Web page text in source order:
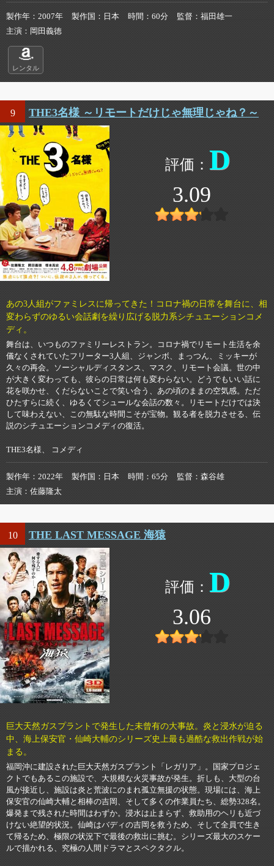
製作年 2007年 製作国 日本 時間 60分 監督
福田雄一
主演
岡田義徳
レンタル
9 THE3名様 ～リモートだけじゃ無理じゃね？～
D
3.09
あの3人組がファミレスに帰ってきた！コロナ禍の日常を舞台に、相
変わらずのゆるい会話劇を繰り広げる脱力系シチュエーションコメ
ディ。
舞台は、いつものファミリーレストラン。コロナ禍でリモート生活を余
儀なくされていたフリーター3人組、ジャンボ、まっつん、ミッキーが
久々の再会。ソーシャルディスタンス、マスク、リモート会議。世の中
が大きく変わっても、彼らの日常は何も変わらない。どうでもいい話に
花を咲かせ、くだらないことで笑い合う、あの頃のままの空気感。ただ
ひたすらに続く、ゆるくてシュールな会話の数々。リモートだけでは決
して味わえない、この無駄な時間こそが宝物。観る者を脱力させる、伝
説のシチュエーションコメディの復活。
THE3名様、 コメディ
製作年 2022年 製作国 日本 時間 65分 監督
森谷雄
主演
佐藤隆太
10 THE LAST MESSAGE 海猿
D
3.06
巨大天然ガスプラントで発生した未曾有の大事故。炎と浸水が迫る
中、海上保安官・仙崎大輔のシリーズ史上最も過酷な救出作戦が始
まる。
福岡沖に建設された巨大天然ガスプラント「レガリア」。国家プロジェ
クトでもあるこの施設で、大規模な火災事故が発生。折しも、大型の台
風が接近し、施設は炎と荒波にのまれ孤立無援の状態。現場には、海上
保安官の仙崎大輔と相棒の吉岡、そして多くの作業員たち、総勢328名。
爆発まで残された時間はわずか。浸水は止まらず、救助用のヘリも近づ
けない絶望的状況。仙崎はバディの吉岡を救うため、そして全員で生き
て帰るため、極限の状況下で最後の救出に挑む。シリーズ最大のスケー
ルで描かれる、究極の人間ドラマとスペクタクル。